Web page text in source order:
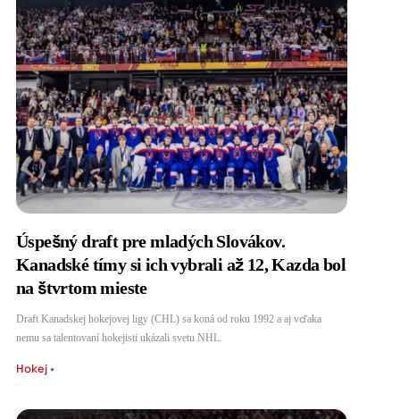
Úspešný draft pre mladých Slovákov.
Kanadské tímy si ich vybrali až 12, Kazda bol
na štvrtom mieste
Draft Kanadskej hokejovej ligy (CHL) sa koná od roku 1992 a aj vďaka
nemu sa talentovaní hokejisti ukázali svetu NHL.
Hokej•